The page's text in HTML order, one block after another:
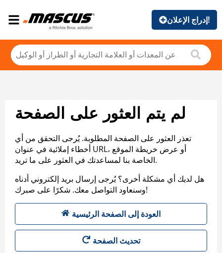
إدراج الإعلان!
لم يتم العثور على الصفحة
تعذر العثور على الصفحة المطلوبة. يُرجى التحقق من أي
أخطاء إملائية في عنوان URL، أو عرض خريطة الموقع
الخاصة بنا لمساعدتك في العثور على ما تريد.
هل لديك أي مشكلة أخرى؟ يُرجى إرسال بريد إلكتروني أدناه
وسنعاود التواصل معك. شكرًا على صبرك!
العودة إلى الصفحة الرئيسية
تحديث الصفحة